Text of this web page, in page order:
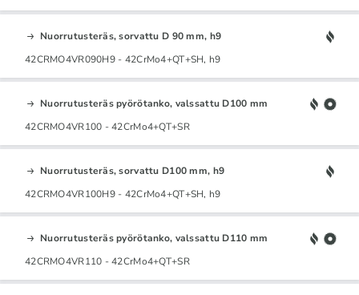
Nuorrutusteräs, sorvattu D 90 mm, h9
42CRMO4VR090H9 - 42CrMo4+QT+SH, h9
Nuorrutusteräs pyörötanko, valssattu D100 mm
42CRMO4VR100 - 42CrMo4+QT+SR
Nuorrutusteräs, sorvattu D100 mm, h9
42CRMO4VR100H9 - 42CrMo4+QT+SH, h9
Nuorrutusteräs pyörötanko, valssattu D110 mm
42CRMO4VR110 - 42CrMo4+QT+SR